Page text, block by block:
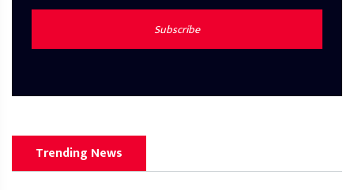
Subscribe
Trending News